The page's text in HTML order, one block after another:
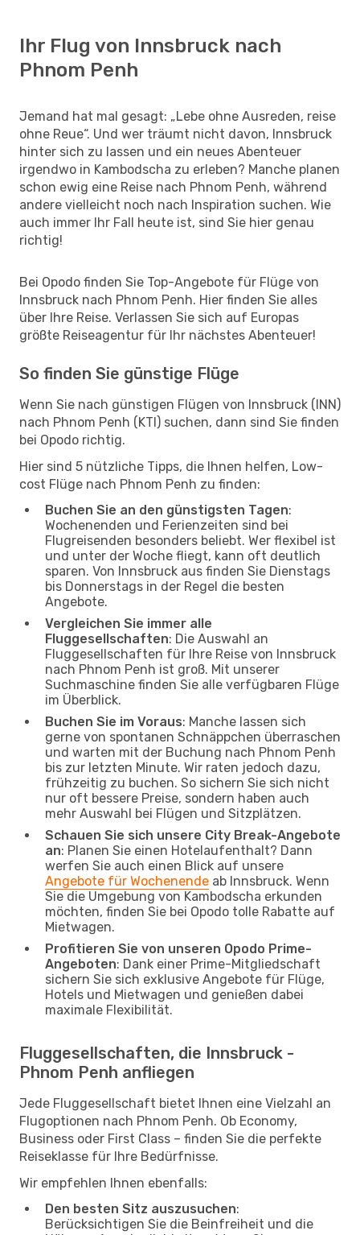
Ihr Flug von Innsbruck nach
Phnom Penh
Jemand hat mal gesagt: „Lebe ohne Ausreden, reise
ohne Reue“. Und wer träumt nicht davon, Innsbruck
hinter sich zu lassen und ein neues Abenteuer
irgendwo in Kambodscha zu erleben? Manche planen
schon ewig eine Reise nach Phnom Penh, während
andere vielleicht noch nach Inspiration suchen. Wie
auch immer Ihr Fall heute ist, sind Sie hier genau
richtig!
Bei Opodo finden Sie Top-Angebote für Flüge von
Innsbruck nach Phnom Penh. Hier finden Sie alles
über Ihre Reise. Verlassen Sie sich auf Europas
größte Reiseagentur für Ihr nächstes Abenteuer!
So finden Sie günstige Flüge
Wenn Sie nach günstigen Flügen von Innsbruck (INN)
nach Phnom Penh (KTI) suchen, dann sind Sie finden
bei Opodo richtig.
Hier sind 5 nützliche Tipps, die Ihnen helfen, Low-
cost Flüge nach Phnom Penh zu finden:
Buchen Sie an den günstigsten Tagen:
Wochenenden und Ferienzeiten sind bei
Flugreisenden besonders beliebt. Wer flexibel ist
und unter der Woche fliegt, kann oft deutlich
sparen. Von Innsbruck aus finden Sie Dienstags
bis Donnerstags in der Regel die besten
Angebote.
Vergleichen Sie immer alle
Fluggesellschaften: Die Auswahl an
Fluggesellschaften für Ihre Reise von Innsbruck
nach Phnom Penh ist groß. Mit unserer
Suchmaschine finden Sie alle verfügbaren Flüge
im Überblick.
Buchen Sie im Voraus: Manche lassen sich
gerne von spontanen Schnäppchen überraschen
und warten mit der Buchung nach Phnom Penh
bis zur letzten Minute. Wir raten jedoch dazu,
frühzeitig zu buchen. So sichern Sie sich nicht
nur oft bessere Preise, sondern haben auch
mehr Auswahl bei Flügen und Sitzplätzen.
Schauen Sie sich unsere City Break-Angebote
an: Planen Sie einen Hotelaufenthalt? Dann
werfen Sie auch einen Blick auf unsere
Angebote für Wochenende ab Innsbruck. Wenn
Sie die Umgebung von Kambodscha erkunden
möchten, finden Sie bei Opodo tolle Rabatte auf
Mietwagen.
Profitieren Sie von unseren Opodo Prime-
Angeboten: Dank einer Prime-Mitgliedschaft
sichern Sie sich exklusive Angebote für Flüge,
Hotels und Mietwagen und genießen dabei
maximale Flexibilität.
Fluggesellschaften, die Innsbruck -
Phnom Penh anfliegen
Jede Fluggesellschaft bietet Ihnen eine Vielzahl an
Flugoptionen nach Phnom Penh. Ob Economy,
Business oder First Class – finden Sie die perfekte
Reiseklasse für Ihre Bedürfnisse.
Wir empfehlen Ihnen ebenfalls:
Den besten Sitz auszusuchen:
Berücksichtigen Sie die Beinfreiheit und die